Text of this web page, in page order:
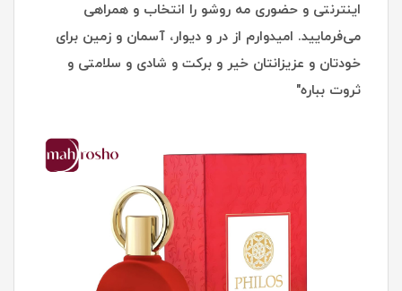
اینترنتی و حضوری مه روشو را انتخاب و همراهی
می‌فرمایید. امیدوارم از در و دیوار، آسمان و زمین برای
خودتان و عزیزانتان خیر و برکت و شادی و سلامتی و
ثروت بباره"